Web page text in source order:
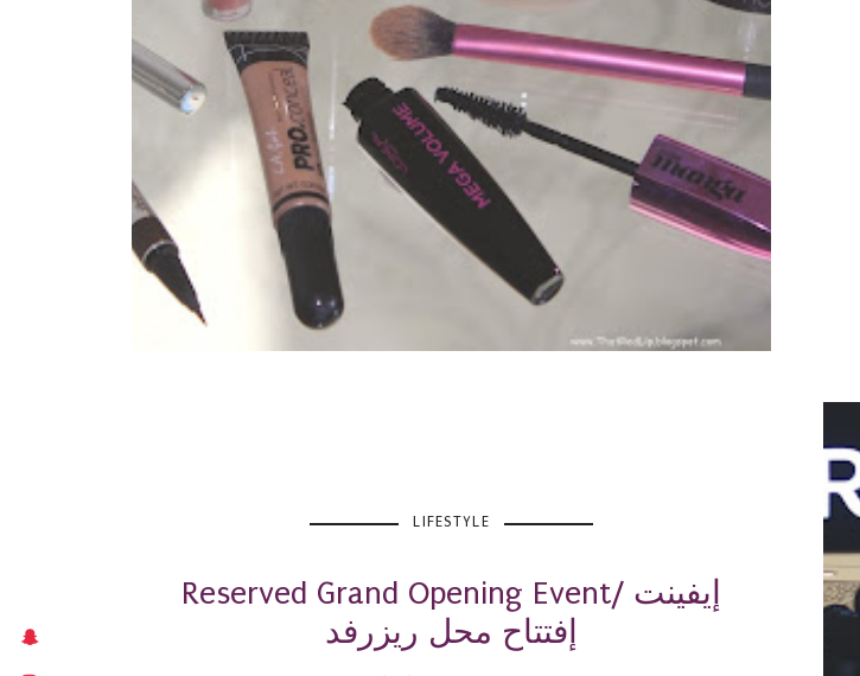
LIFESTYLE
Reserved Grand Opening Event/ إيفينت
إفتتاح محل ريزرفد